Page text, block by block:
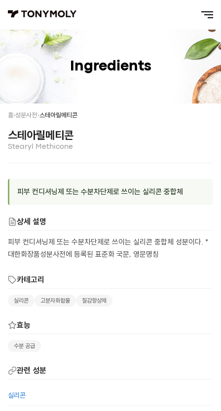
Ingredients
홈 성분사전 스테아릴메티콘
스테아릴메티콘
Stearyl Methicone
피부 컨디셔닝제 또는 수분차단제로 쓰이는 실리콘 중합체
상세 설명
피부 컨디셔닝제 또는 수분차단제로 쓰이는 실리콘 중합체 성분이다. *
대한화장품성분사전에 등록된 표준화 국문, 영문명칭
카테고리
실리콘 고분자화합물 질감향상제
효능
수분 공급
관련 성분
실리콘